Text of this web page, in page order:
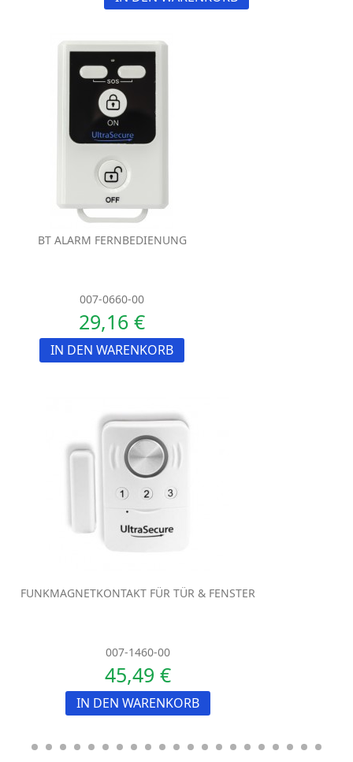
BT ALARM FERNBEDIENUNG
007-0660-00
29,16 €
IN DEN WARENKORB
FUNKMAGNETKONTAKT FÜR TÜR & FENSTER
007-1460-00
45,49 €
IN DEN WARENKORB